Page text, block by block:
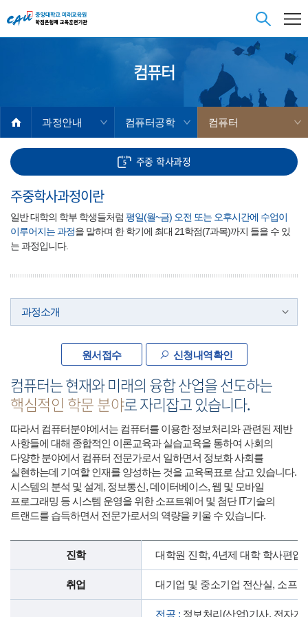
과정안내 컴퓨터공학 컴퓨터
컴퓨터
주중 학사과정
주중학사과정이란
일반 대학의 학부 학생들처럼 평일(월~금) 오전 또는 오후시간에 수업이
이루어지는 과정을 말하며 한 학기에 최대 21학점(7과목)까지 들을 수 있
는 과정입니다.
과정소개
원서접수 신청내역확인
컴퓨터는 현재와 미래의 융합 산업을 선도하는
핵심적인 학문 분야로 자리잡고 있습니다.
따라서 컴퓨터분야에서는 컴퓨터를 이용한 정보처리와 관련된 제반
사항들에 대해 종합적인 이론교육과 실습교육을 통하여 사회의
다양한 분야에서 컴퓨터 전문가로서 일하면서 정보화 사회를
실현하는데 기여할 인재를 양성하는 것을 교육목표로 삼고 있습니다.
시스템의 분석 및 설계, 정보통신, 데이터베이스, 웹 및 모바일
프로그래밍 등 시스템 운영을 위한 소프트웨어 및 첨단 IT기술의
트랜드를 습득하면서 전문가로서의 역량을 키울 수 있습니다.
진학 대학원 진학, 4년제 대학 학사편입,
취업 대기업 및 중소기업 전산실, 소프
전공 : 정보처리(산업)기사, 전자